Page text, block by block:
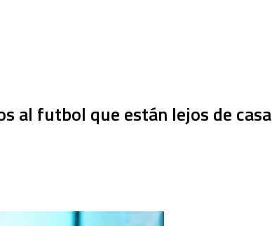
al futbol que están lejos de casa